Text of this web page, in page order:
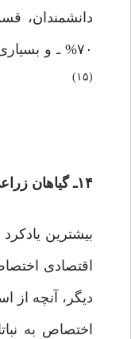
دانشمندان،
۷۰% ـ و بسیارى از حیوانات را آب تشکیل مى‏دهد،
(۱۵)
۱۴ـ گیاهان زراعی در قرآن
بیشترین
اقتصادی
دیگر، آنچه از
اختصاص به